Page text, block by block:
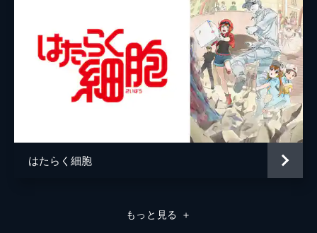
はたらく細胞
もっと見る ＋